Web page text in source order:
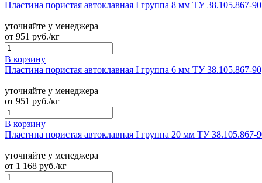
Пластина пористая автоклавная I группа 8 мм ТУ 38.105.867-90
уточняйте у менеджера
от 951 руб./кг
В корзину
Пластина пористая автоклавная I группа 6 мм ТУ 38.105.867-90
уточняйте у менеджера
от 951 руб./кг
В корзину
Пластина пористая автоклавная I группа 20 мм ТУ 38.105.867-
уточняйте у менеджера
от 1 168 руб./кг